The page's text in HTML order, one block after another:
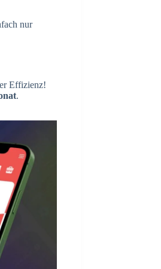
nur
Effizienz!
.